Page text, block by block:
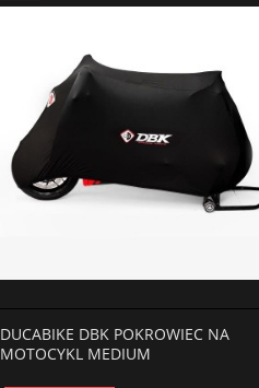
DUCABIKE DBK POKROWIEC NA
MOTOCYKL MEDIUM